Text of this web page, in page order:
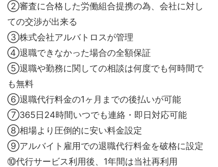
②審査に合格した労働組合提携の為、会社に対し
ての交渉が出来る
③株式会社アルバトロスが管理
④退職できなかった場合の全額保証
⑤退職や勤務に関しての相談は何度でも何時間で
も無料
⑥退職代行料金の1ヶ月までの後払いが可能
⑦365日24時間いつでも連絡・即日対応可能
⑧相場より圧倒的に安い料金設定
⑨アルバイト雇用での退職代行料金を破格に設定
⑩代行サービス利用後、1年間は当社再利用